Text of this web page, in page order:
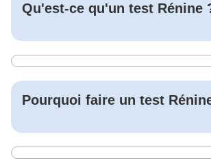
Qu'est-ce qu'un test Rénine
Pourquoi faire un test